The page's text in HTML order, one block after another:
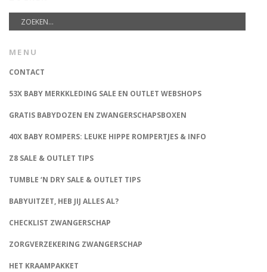
MENU
CONTACT
53X BABY MERKKLEDING SALE EN OUTLET WEBSHOPS
GRATIS BABYDOZEN EN ZWANGERSCHAPSBOXEN
40X BABY ROMPERS: LEUKE HIPPE ROMPERTJES & INFO
Z8 SALE & OUTLET TIPS
TUMBLE ‘N DRY SALE & OUTLET TIPS
BABYUITZET, HEB JIJ ALLES AL?
CHECKLIST ZWANGERSCHAP
ZORGVERZEKERING ZWANGERSCHAP
HET KRAAMPAKKET